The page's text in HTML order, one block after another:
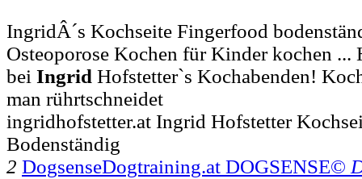
IngridÂ´s Kochseite Fingerfood
Osteoporose Kochen für Kinder kochen
bei Ingrid Hofstetter`s Kochabenden!
man rührtschneidet
ingridhofstetter.at Ingrid Hofstetter
Bodenständig
2 DogsenseDogtraining.at DOGSENSE©